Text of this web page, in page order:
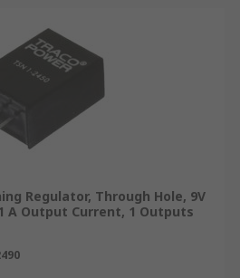
Regulator, Through Hole, 9V
A Output Current, 1 Outputs